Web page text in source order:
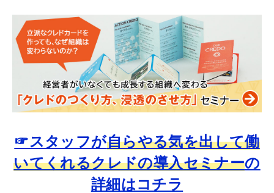
☞スタッフが自らやる気を出して働
いてくれるクレドの導入セミナーの
詳細はコチラ